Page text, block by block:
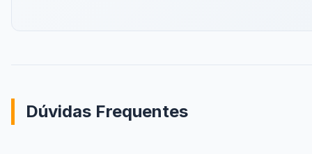
Dúvidas Frequentes